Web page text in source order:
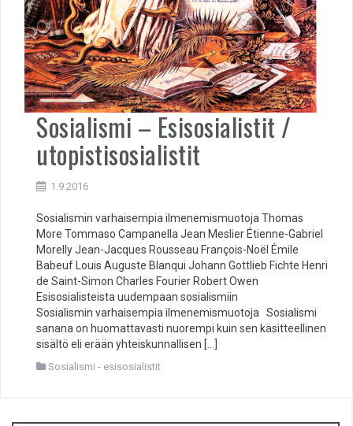
Sosialismi – Esisosialistit /
utopistisosialistit
1.9.2016
Sosialismin varhaisempia ilmenemismuotoja Thomas
More Tommaso Campanella Jean Meslier Étienne-Gabriel
Morelly Jean-Jacques Rousseau François-Noël Émile
Babeuf Louis Auguste Blanqui Johann Gottlieb Fichte Henri
de Saint-Simon Charles Fourier Robert Owen
Esisosialisteista uudempaan sosialismiin
Sosialismin varhaisempia ilmenemismuotoja Sosialismi
sanana on huomattavasti nuorempi kuin sen käsitteellinen
sisältö eli erään yhteiskunnallisen […]
Sosialismi - esisosialistit